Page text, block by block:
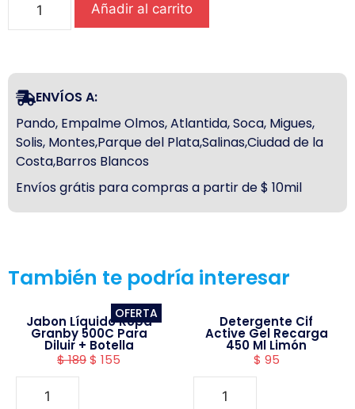
Añadir al carrito
ENVÍOS A:
Pando, Empalme Olmos, Atlantida, Soca, Migues,
Solis, Montes,Parque del Plata,Salinas,Ciudad de la
Costa,Barros Blancos
Envíos grátis para compras a partir de $ 10mil
También te podría interesar
OFERTA
Jabon Líquido Ropa
Granby 500C Para
Diluir + Botella
$189$ 155
Detergente Cif
Active Gel Recarga
450 Ml Limón
$ 95